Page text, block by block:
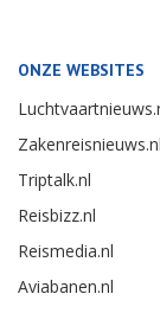
ONZE WEBSITES
Zakenreisnieuws.nl
Triptalk.nl
Reisbizz.nl
Reismedia.nl
Aviabanen.nl